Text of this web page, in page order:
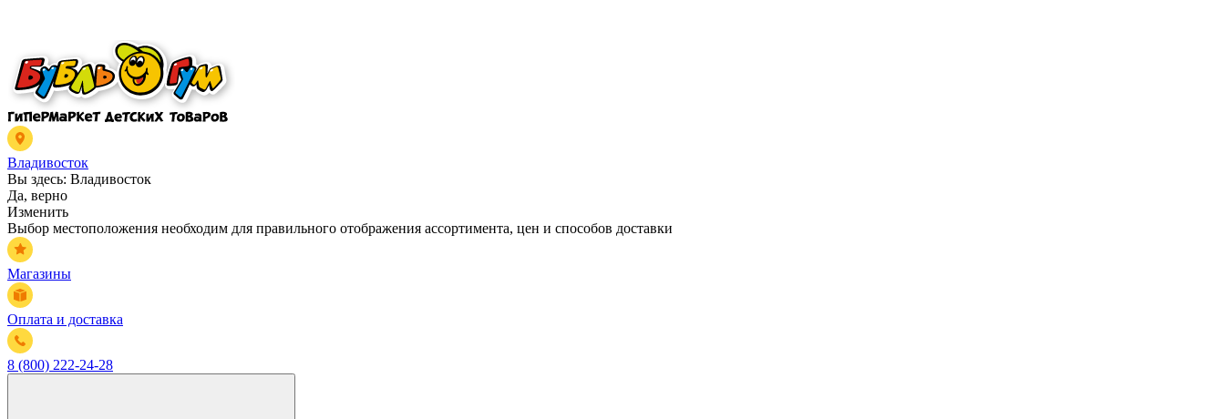
Владивосток
Вы здесь: Владивосток
Да, верно
Изменить
Выбор местоположения необходим для правильного отображения ассортимента, цен и способов доставки
Магазины
Оплата и доставка
8 (800) 222-24-28